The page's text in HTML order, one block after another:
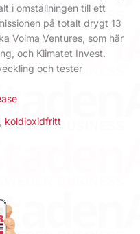
i omställningen till ett
på totalt drygt 13
Voima Ventures, som här
och Klimatet Invest.
och tester
, koldioxidfritt